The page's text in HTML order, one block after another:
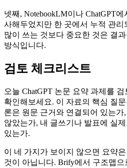
넷째, NotebookLM이나 ChatGPT
사해두었지만 한 곳에서 누적 관
많이 쓰는 것보다 중요한 것은 결
방식입니다.
검토 체크리스트
오늘 ChatGPT 논문 요약 과제를
확인해보세요. 이 자료의 핵심 질
론은 원문 근거와 연결되어 있는가
않았는가, 내 글쓰기나 발표에 실
있는가.
이 네 가지가 보이지 않으면 요약
것이 아닙니다. Brify에서 구조맵